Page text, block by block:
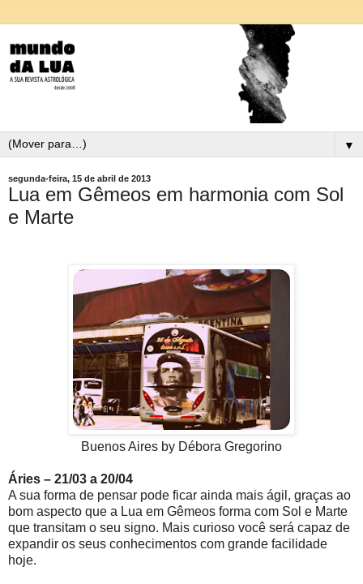
▼
segunda-feira, 15 de abril de 2013
Lua em Gêmeos em harmonia com Sol
e Marte
Buenos Aires by Débora Gregorino
Áries – 21/03 a 20/04
A sua forma de pensar pode ficar ainda mais ágil, graças ao
bom aspecto que a Lua em Gêmeos forma com Sol e Marte
que transitam o seu signo. Mais curioso você será capaz de
expandir os seus conhecimentos com grande facilidade
hoje.